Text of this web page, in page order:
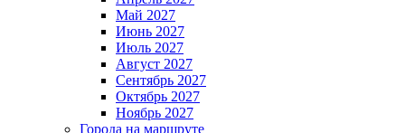
Май 2027
Июнь 2027
Июль 2027
Август 2027
Сентябрь 2027
Октябрь 2027
Ноябрь 2027
Города на маршруте